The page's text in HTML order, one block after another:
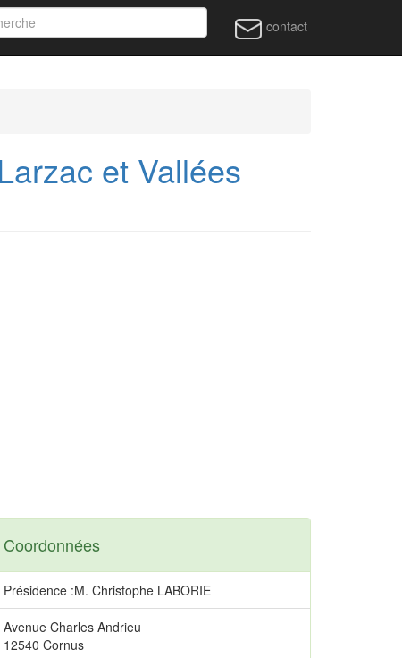
contact
et Vallées
Coordonnées
Présidence :M. Christophe LABORIE
Avenue Charles Andrieu
12540 Cornus